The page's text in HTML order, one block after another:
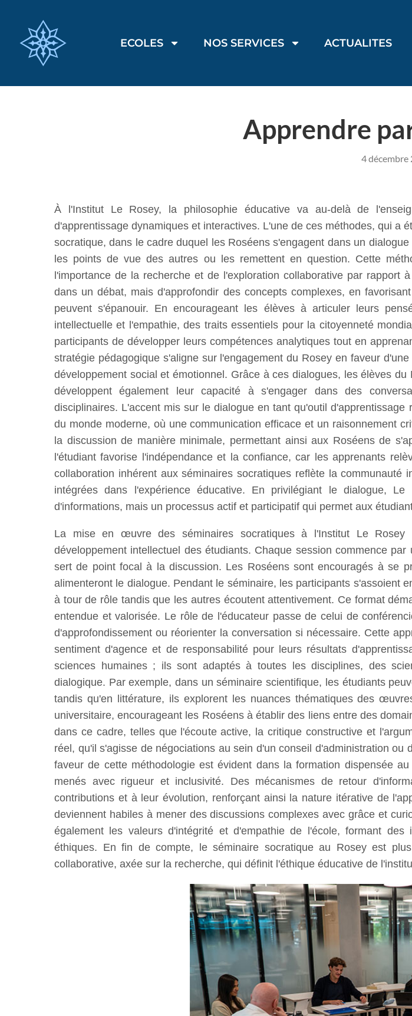
ECOLES NOS SERVICES ACTUALITES
Apprendre
4 décembre
À l'Institut Le Rosey, la philosophie éducative va au-delà de
d'apprentissage dynamiques et interactives. L'une de ces méthodes, qui a
socratique, dans le cadre duquel les Roséens s'engagent dans un
les points de vue des autres ou les remettent en question. Cette
l'importance de la recherche et de l'exploration collaborative par
dans un débat, mais d'approfondir des concepts complexes, en
peuvent s'épanouir. En encourageant les élèves à articuler leurs
intellectuelle et l'empathie, des traits essentiels pour la citoyenneté
participants de développer leurs compétences analytiques tout en
stratégie pédagogique s'aligne sur l'engagement du Rosey en faveur
développement social et émotionnel. Grâce à ces dialogues, les élèves
développent également leur capacité à s'engager dans des
disciplinaires. L'accent mis sur le dialogue en tant qu'outil
du monde moderne, où une communication efficace et un raisonnement
la discussion de manière minimale, permettant ainsi aux Roséens de
l'étudiant favorise l'indépendance et la confiance, car les apprenants
collaboration inhérent aux séminaires socratiques reflète la
intégrées dans l'expérience éducative. En privilégiant le dialogue,
d'informations, mais un processus actif et participatif qui permet aux
La mise en œuvre des séminaires socratiques à l'Institut Le Rosey
développement intellectuel des étudiants. Chaque session commence
sert de point focal à la discussion. Les Roséens sont encouragés à se
alimenteront le dialogue. Pendant le séminaire, les participants s'assoient
à tour de rôle tandis que les autres écoutent attentivement. Ce format
entendue et valorisée. Le rôle de l'éducateur passe de celui de
d'approfondissement ou réorienter la conversation si nécessaire. Cette
sentiment d'agence et de responsabilité pour leurs résultats
sciences humaines ; ils sont adaptés à toutes les disciplines, des
dialogique. Par exemple, dans un séminaire scientifique, les étudiants
tandis qu'en littérature, ils explorent les nuances thématiques des
universitaire, encourageant les Roséens à établir des liens entre des
dans ce cadre, telles que l'écoute active, la critique constructive et
réel, qu'il s'agisse de négociations au sein d'un conseil d'administration
faveur de cette méthodologie est évident dans la formation dispensée
menés avec rigueur et inclusivité. Des mécanismes de retour
contributions et à leur évolution, renforçant ainsi la nature itérative de
deviennent habiles à mener des discussions complexes avec grâce et
également les valeurs d'intégrité et d'empathie de l'école, formant
éthiques. En fin de compte, le séminaire socratique au Rosey est
collaborative, axée sur la recherche, qui définit l'éthique éducative de